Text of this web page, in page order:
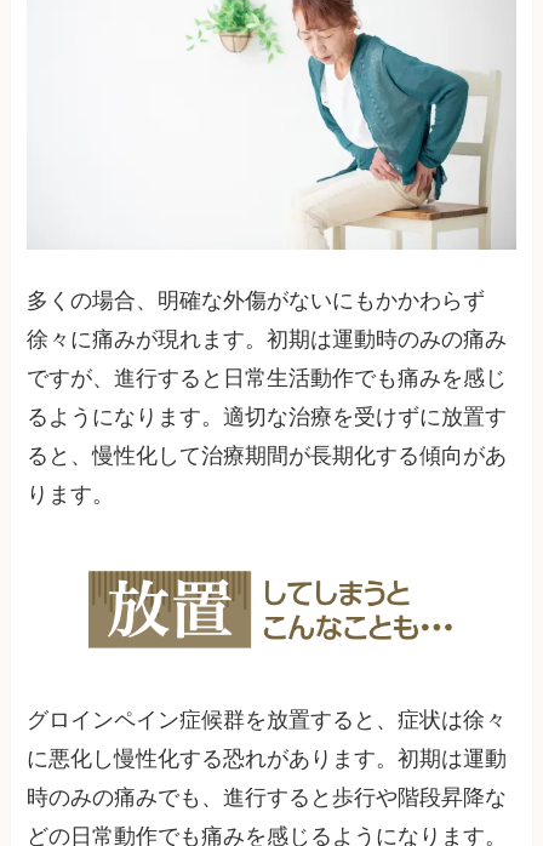
多くの場合、明確な外傷がないにもかかわらず
徐々に痛みが現れます。初期は運動時のみの痛み
ですが、進行すると日常生活動作でも痛みを感じ
るようになります。適切な治療を受けずに放置す
ると、慢性化して治療期間が長期化する傾向があ
ります。
グロインペイン症候群を放置すると、症状は徐々
に悪化し慢性化する恐れがあります。初期は運動
時のみの痛みでも、進行すると歩行や階段昇降な
どの日常動作でも痛みを感じるようになります。